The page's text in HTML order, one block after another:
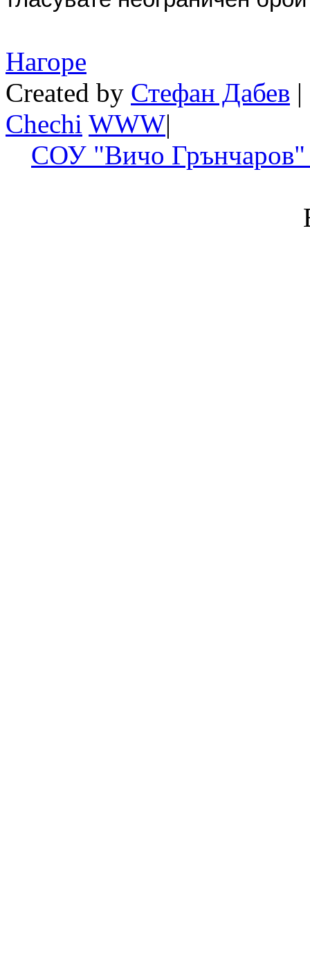
Нагоре
Created by Стефан Дабев
Chechi WWW|
СОУ "Вичо Грънчаров"